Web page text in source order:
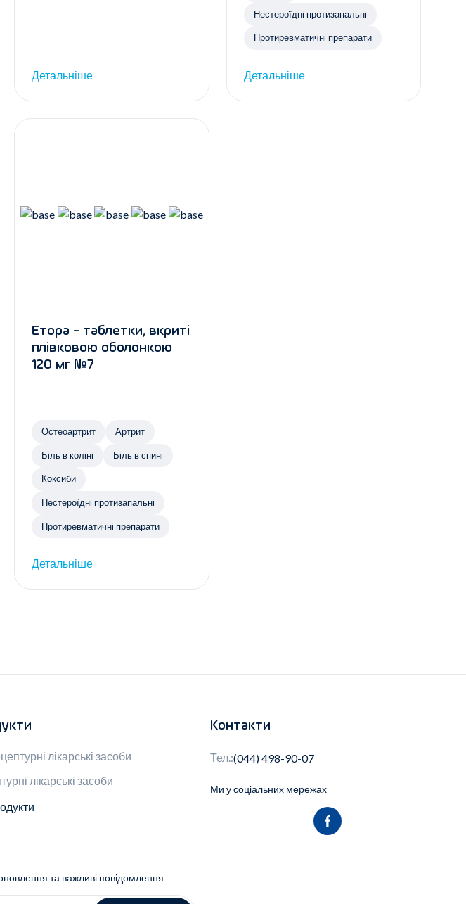
Детальніше
Нестероїдні протизапальні
Протиревматичні препарати
Детальніше
Етора - таблетки, вкриті
плівковою оболонкою
120 мг №7
Остеоартрит Артрит
Біль в коліні Біль в спині
Коксиби
Нестероїдні протизапальні
Протиревматичні препарати
Детальніше
лікарські засоби
лікарські засоби
Контакти
Тел.:(044) 498-90-07
Ми у соціальних мережах
та важливі повідомлення